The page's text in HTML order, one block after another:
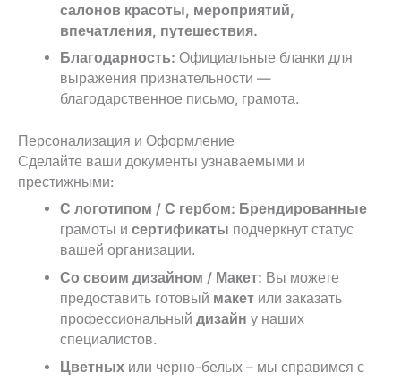
салонов красоты, мероприятий,
впечатления, путешествия.
Благодарность: Официальные бланки для
выражения признательности —
благодарственное письмо, грамота.
Персонализация и Оформление
Сделайте ваши документы узнаваемыми и
престижными:
С логотипом / С гербом: Брендированные
грамоты и сертификаты подчеркнут статус
вашей организации.
Со своим дизайном / Макет: Вы можете
предоставить готовый макет или заказать
профессиональный дизайн у наших
специалистов.
Цветныхили черно-белых – мы справимся с